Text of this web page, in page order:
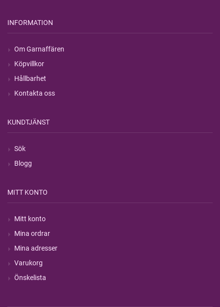
INFORMATION
Om Garnaffären
Köpvillkor
Hållbarhet
Kontakta oss
KUNDTJÄNST
Sök
Blogg
MITT KONTO
Mitt konto
Mina ordrar
Mina adresser
Varukorg
Önskelista